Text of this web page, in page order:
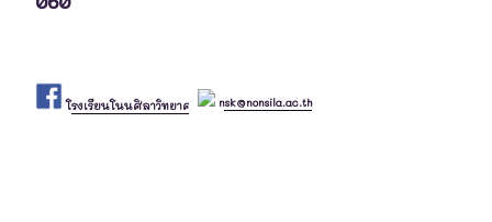
โรงเรียนโนนศิลาวิทยาคม nsk@nonsila.ac.th